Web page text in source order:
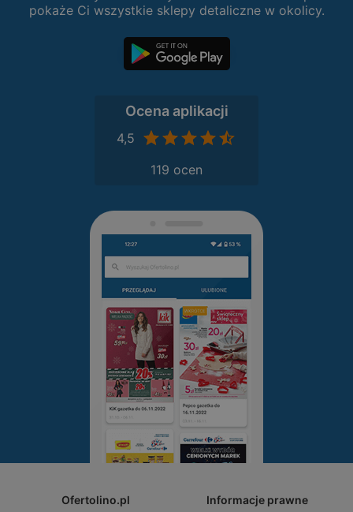
pokaże Ci wszystkie sklepy detaliczne w okolicy.
Ocena aplikacji
4,5
119 ocen
Ofertolino.pl Informacje prawne